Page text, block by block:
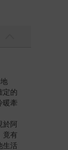
定的
暖牽
於阿
竟有
生活